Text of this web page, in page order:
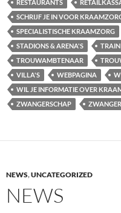
RESTAURANTS
SCHRIJF JE IN VOOR
SPECIALISTISCHE KRAAMZORG
STADIONS & ARENA'S
TROUWAMBTENAAR
VILLA'S
WEBPAGINA
WIL JE INFORMATIE OVER
ZWANGERSCHAP
NEWS,UNCATEGORIZED
NEWS